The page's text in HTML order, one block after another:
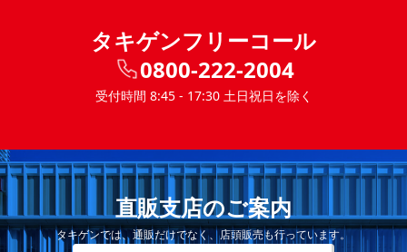
タキゲンフリーコール
0800-222-2004
受付時間 8:45 - 17:30 土日祝日を除く
直販支店のご案内
タキゲンでは、通販だけでなく、店頭販売も行っています。